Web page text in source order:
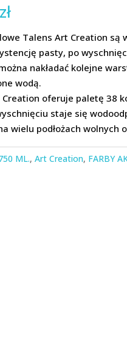
zł
Talens Art Creation są
pasty, po
nakładać kolejne
wodą.
Creation oferuje paletę 38
staje się
wielu podłożach wolnych
ML.,Art Creation, FARBY